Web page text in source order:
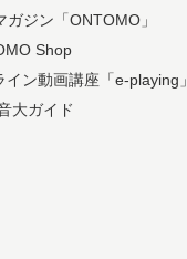
ガジン「ONTOMO」
Shop
イン動画講座「e-playing」
大ガイド